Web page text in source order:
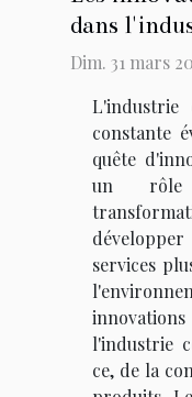
dans
Dim. 31 mars
L'industrie
constante
quête
un rôle
services
l'industrie
ce, de la